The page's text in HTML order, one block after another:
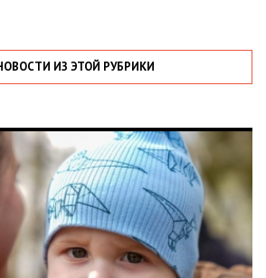
ИЗ ЭТОЙ РУБРИКИ